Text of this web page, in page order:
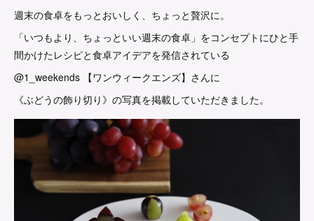
週末の食卓をもっとおいしく、ちょっと贅沢に。
「いつもより、ちょっといい週末の食卓」をコンセプトにひと手
間かけたレシピと食卓アイデアを発信されている
@1_weekends 【ワンウィークエンズ】さんに
《ぶどうの飾り切り》の写真を掲載していただきました。